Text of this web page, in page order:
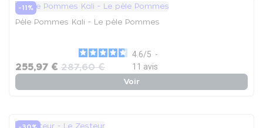
-11%
Pèle Pommes Kali - Le pèle Pommes
4.6/5 -
11 avis
255,97 € 287,60 €
Voir